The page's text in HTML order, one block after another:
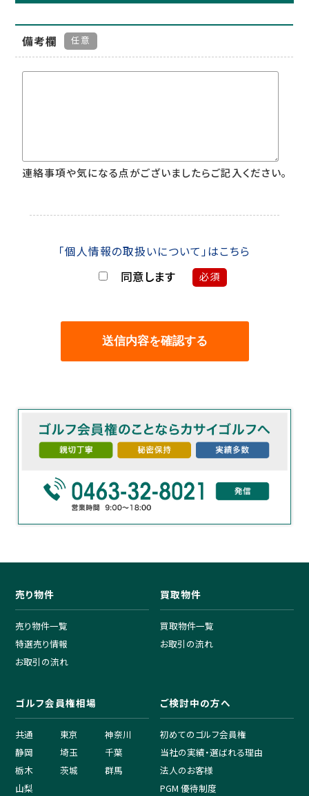
備考欄 任意
連絡事項や気になる点がございましたらご記入ください。
「個人情報の取扱いについて」はこちら
同意します 必須
売り物件
売り物件一覧
特選売り情報
お取引の流れ
買取物件
買取物件一覧
お取引の流れ
ゴルフ会員権相場
共通 東京
神奈川
静岡
埼玉
千葉
栃木
茨城
群馬
山梨
ご検討中の方へ
初めてのゴルフ会員権
当社の実績・選ばれる理由
法人のお客様
PGM 優待制度